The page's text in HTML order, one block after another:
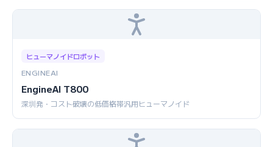
ヒューマノイドロボット
ENGINEAI
EngineAI T800
深圳発・コスト破壊の低価格帯汎用ヒューマノイド